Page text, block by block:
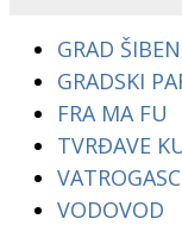
GRAD
GRADSKI
FRA MA FU
TVRĐAVE
VODOVOD